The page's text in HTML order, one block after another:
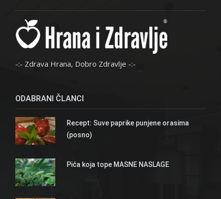
-:- Zdrava Hrana, Dobro Zdravlje -:-
ODABRANI ČLANCI
Recept: Suve paprike punjene orasima
(posno)
Pića koja tope MASNE NASLAGE